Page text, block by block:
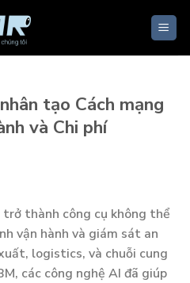
tạo Cách mạng
và Chi phí
thành công cụ không thể
vận hành và giám sát an
logistics, và chuỗi cung
các công nghệ AI đã giúp